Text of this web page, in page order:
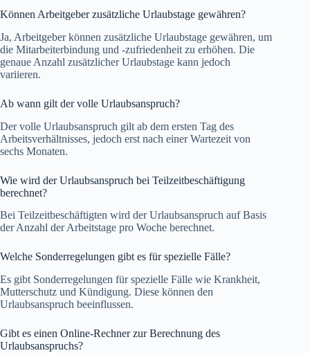
Können Arbeitgeber zusätzliche Urlaubstage gewähren?
Ja, Arbeitgeber können zusätzliche Urlaubstage gewähren, um
die Mitarbeiterbindung und -zufriedenheit zu erhöhen. Die
genaue Anzahl zusätzlicher Urlaubstage kann jedoch
variieren.
Ab wann gilt der volle Urlaubsanspruch?
Der volle Urlaubsanspruch gilt ab dem ersten Tag des
Arbeitsverhältnisses, jedoch erst nach einer Wartezeit von
sechs Monaten.
Wie wird der Urlaubsanspruch bei Teilzeitbeschäftigung
berechnet?
Bei Teilzeitbeschäftigten wird der Urlaubsanspruch auf Basis
der Anzahl der Arbeitstage pro Woche berechnet.
Welche Sonderregelungen gibt es für spezielle Fälle?
Es gibt Sonderregelungen für spezielle Fälle wie Krankheit,
Mutterschutz und Kündigung. Diese können den
Urlaubsanspruch beeinflussen.
Gibt es einen Online-Rechner zur Berechnung des
Urlaubsanspruchs?